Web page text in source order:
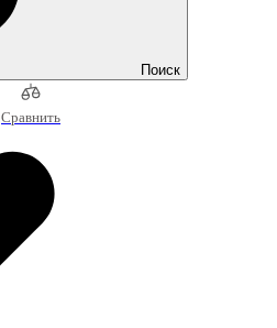
Поиск
Сравнить